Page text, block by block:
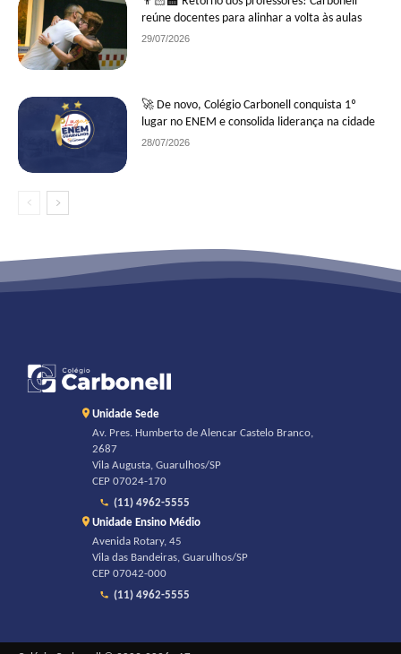
reúne docentes para alinhar a volta às aulas
29/07/2026
🚀 De novo, Colégio Carbonell conquista 1º
lugar no ENEM e consolida liderança na cidade
28/07/2026
Unidade Sede
Av. Pres. Humberto de Alencar Castelo Branco,
2687
Vila Augusta, Guarulhos/SP
CEP 07024-170
(11) 4962-5555
Unidade Ensino Médio
Avenida Rotary, 45
Vila das Bandeiras, Guarulhos/SP
CEP 07042-000
(11) 4962-5555